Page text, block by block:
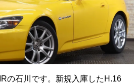
の石川です。新規入庫したH.16